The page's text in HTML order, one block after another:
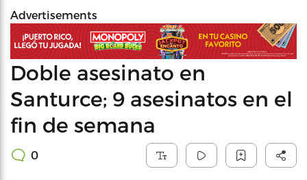
Advertisements
Doble asesinato en
Santurce; 9 asesinatos en el
fin de semana
0